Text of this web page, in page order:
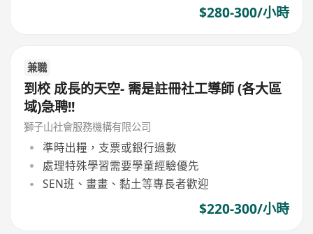
$280-300/小時
兼職
到校 成長的天空- 需是註冊社工導師 (各大區
域)急聘!!
獅子山社會服務機構有限公司
準時出糧，支票或銀行過數
處理特殊學習需要學童經驗優先
SEN班、畫畫、黏土等專長者歡迎
$220-300/小時